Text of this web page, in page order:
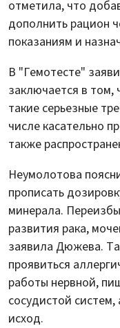
отметила, что
дополнить рацион
показаниям и
В "Гемотесте"
заключается в том,
такие серьезные
числе касательно
также
Неумолотова
прописать
минерала.
развития рака,
заявила Дюжева.
проявиться
работы нервной,
сосудистой
исход.